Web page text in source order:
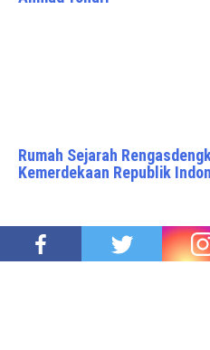
Rumah Sejarah
Kemerdekaan Republik